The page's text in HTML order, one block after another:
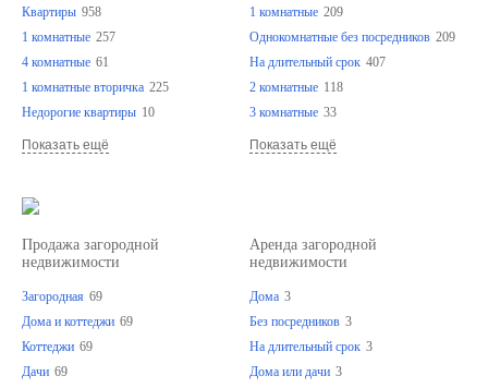
Квартиры 958
1 комнатные 257
4 комнатные 61
1 комнатные вторичка 225
Недорогие квартиры 10
Показать ещё
1 комнатные 209
Однокомнатные без посредников 209
На длительный срок 407
2 комнатные 118
3 комнатные 33
Показать ещё
Продажа загородной
недвижимости
Загородная 69
Дома и коттеджи 69
Коттеджи 69
Дачи 69
Аренда загородной
недвижимости
Дома 3
Без посредников 3
На длительный срок 3
Дома или дачи 3